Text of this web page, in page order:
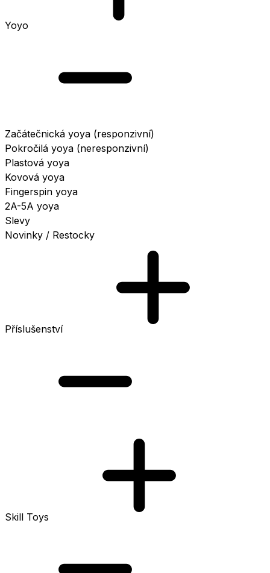
Yoyo
Začátečnická yoya (responzivní)
Pokročilá yoya (neresponzivní)
Plastová yoya
Kovová yoya
Fingerspin yoya
2A-5A yoya
Slevy
Novinky / Restocky
Příslušenství
Skill Toys